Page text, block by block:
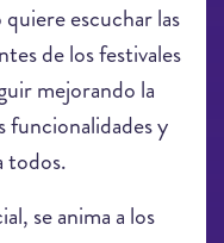
escuchar las
de los festivales
mejorando la
funcionalidades y
todos.
se anima a los